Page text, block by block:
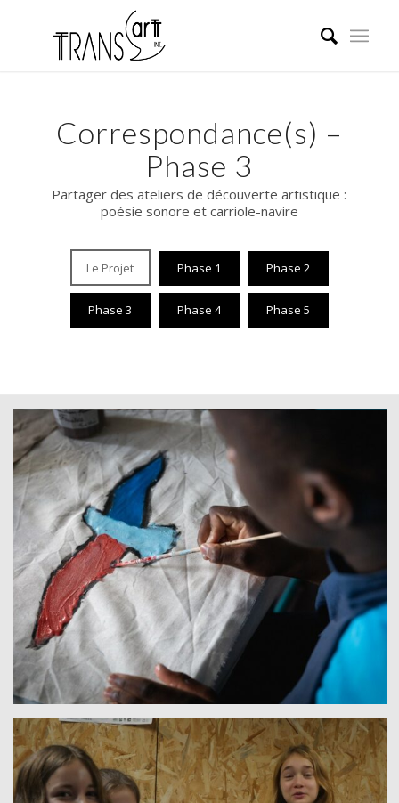
Correspondance(s) –
Phase 3
Partager des ateliers de découverte artistique :
poésie sonore et carriole-navire
Le Projet Phase 1 Phase 2
Phase 3 Phase 4 Phase 5